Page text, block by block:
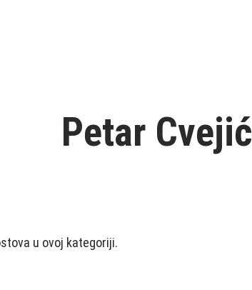
Petar Cvejić
u ovoj kategoriji.